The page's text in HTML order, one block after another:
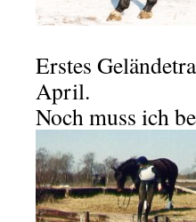
Erstes
April.
Noch muss ich